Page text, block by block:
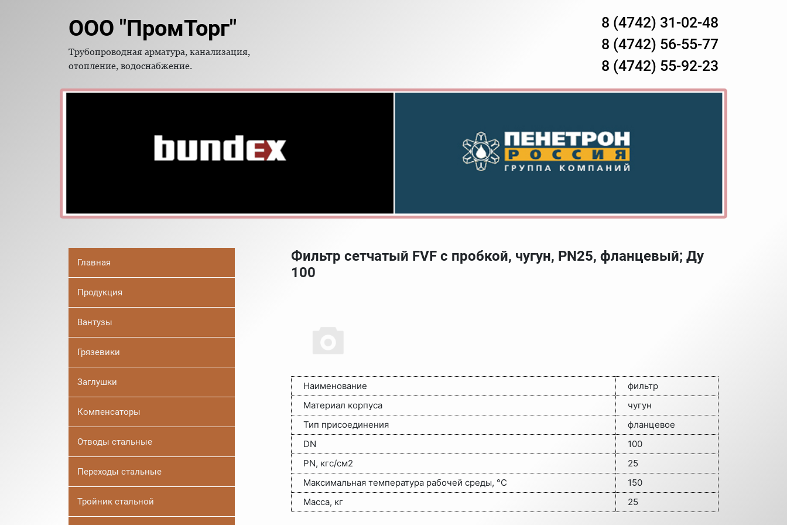
ООО "ПромТорг"
Трубопроводная арматура, канализация,
отопление, водоснабжение.
8 (4742) 31-02-48
8 (4742) 56-55-77
8 (4742) 55-92-23
Главная
Продукция
Вантузы
Грязевики
Заглушки
Компенсаторы
Отводы стальные
Переходы стальные
Тройник стальной
Фильтр сетчатый FVF с пробкой, чугун, PN25, фланцевый; Ду
100
Наименование
фильтр
Материал корпуса
чугун
Тип присоединения
фланцевое
DN
100
PN, кгс/см2
25
Максимальная температура рабочей среды, °C
150
Масса, кг
25